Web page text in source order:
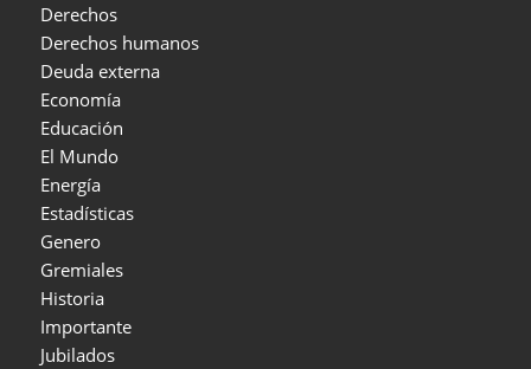
Derechos
Derechos humanos
Deuda externa
Economía
Educación
El Mundo
Energía
Estadísticas
Genero
Gremiales
Historia
Importante
Jubilados